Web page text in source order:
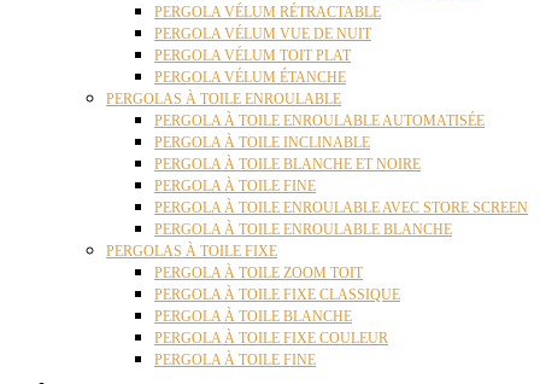
PERGOLA VÉLUM RÉTRACTABLE
PERGOLA VÉLUM VUE DE NUIT
PERGOLA VÉLUM TOIT PLAT
PERGOLA VÉLUM ÉTANCHE
PERGOLAS À TOILE ENROULABLE
PERGOLA À TOILE ENROULABLE AUTOMATISÉE
PERGOLA À TOILE INCLINABLE
PERGOLA À TOILE BLANCHE ET NOIRE
PERGOLA À TOILE FINE
PERGOLA À TOILE ENROULABLE AVEC STORE SCREEN
PERGOLA À TOILE ENROULABLE BLANCHE
PERGOLAS À TOILE FIXE
PERGOLA À TOILE ZOOM TOIT
PERGOLA À TOILE FIXE CLASSIQUE
PERGOLA À TOILE BLANCHE
PERGOLA À TOILE FIXE COULEUR
PERGOLA À TOILE FINE